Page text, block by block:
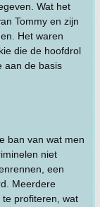
Wat het
Tommy en zijn
Het waren
die de hoofdrol
aan de basis
ban van wat men
niet
een
Meerdere
profiteren, wat